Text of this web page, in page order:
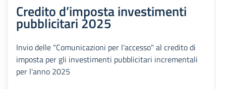
Credito d’imposta investimenti
pubblicitari 2025
Invio delle "Comunicazioni per l’accesso" al credito di
imposta per gli investimenti pubblicitari incrementali
per l'anno 2025